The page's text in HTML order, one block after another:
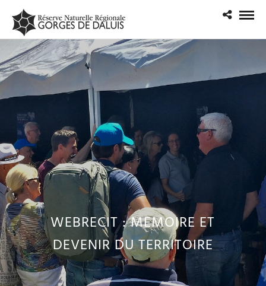
WEBRECIT : MEMOIRE ET
DEVENIR DU TERRITOIRE